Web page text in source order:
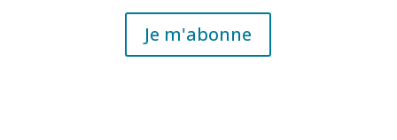
Je m'abonne